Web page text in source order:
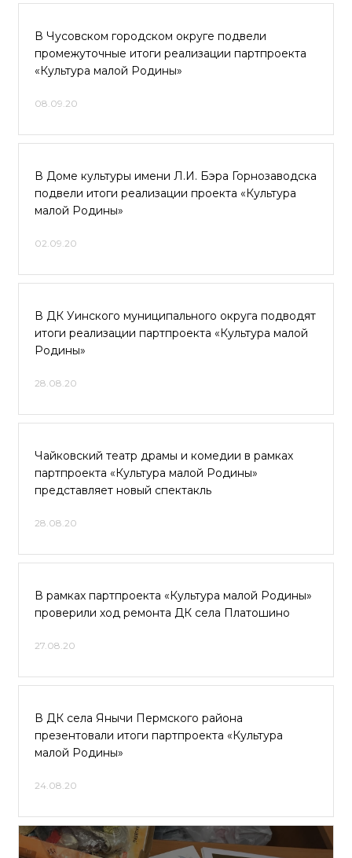
В Чусовском городском округе подвели
промежуточные итоги реализации партпроекта
«Культура малой Родины»
08.09.20
В Доме культуры имени Л.И. Бэра Горнозаводска
подвели итоги реализации проекта «Культура
малой Родины»
02.09.20
В ДК Уинского муниципального округа подводят
итоги реализации партпроекта «Культура малой
Родины»
28.08.20
Чайковский театр драмы и комедии в рамках
партпроекта «Культура малой Родины»
представляет новый спектакль
28.08.20
В рамках партпроекта «Культура малой Родины»
проверили ход ремонта ДК села Платошино
27.08.20
В ДК села Янычи Пермского района
презентовали итоги партпроекта «Культура
малой Родины»
24.08.20